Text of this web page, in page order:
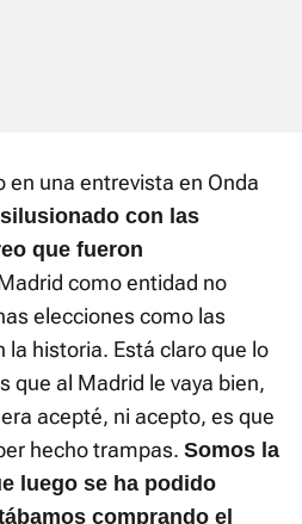
en una entrevista en Onda
con las
que fueron
como entidad no
elecciones como las
la historia. Está claro que lo
que al Madrid le vaya bien,
acepté, ni acepto, es que
hecho trampas. Somos la
luego se ha podido
comprando el